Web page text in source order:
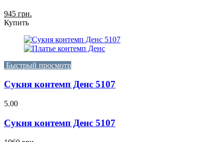
945 грн.
Купить
Быстрый просмотр
Сукня контемп Денс 5107
5.00
Сукня контемп Денс 5107